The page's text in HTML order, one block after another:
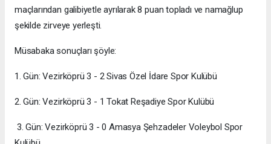
maçlarından galibiyetle ayrılarak 8 puan topladı ve namağlup
şekilde zirveye yerleşti.
Müsabaka sonuçları şöyle:
1. Gün: Vezirköprü 3 - 2 Sivas Özel İdare Spor Kulübü
2. Gün: Vezirköprü 3 - 1 Tokat Reşadiye Spor Kulübü
3. Gün: Vezirköprü 3 - 0 Amasya Şehzadeler Voleybol Spor